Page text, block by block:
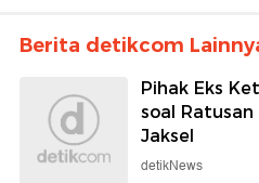
Berita detikcom
Pihak Eks
soal
Jaksel
detikNews